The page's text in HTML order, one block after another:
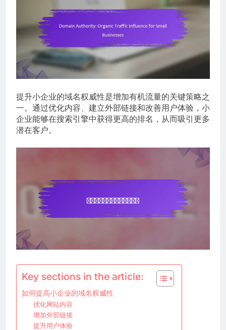
提升小企业的域名权威性是增加有机流量的关键策略之
一。通过优化内容、建立外部链接和改善用户体验，小
企业能够在搜索引擎中获得更高的排名，从而吸引更多
潜在客户。
Key sections in the article:
如何提高小企业的域名权威性
优化网站内容
增加外部链接
提升用户体验